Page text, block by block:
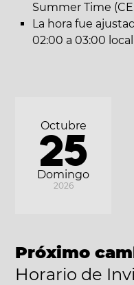
Summer Time
La hora fue
02:00 a 03:00
Domingo
Octubre
25
2026
Próximo
Horario de